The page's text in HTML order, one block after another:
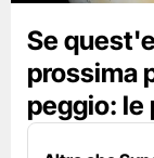
Se
prossima
peggio: le